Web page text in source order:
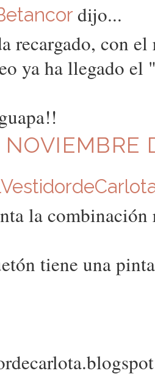
dijo...
recargado, con
ya ha llegado
la
tiene una